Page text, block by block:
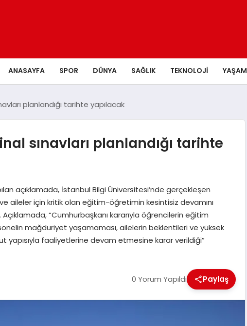
ANASAYFA SPOR DÜNYA SAĞLIK TEKNOLOJI YAŞAM
planlandığı tarihte yapılacak
sınavları planlandığı tarihte
açıklamada, İstanbul Bilgi Üniversitesi’nde gerçekleşen
aileler için kritik olan eğitim-öğretimin kesintisiz devamını
“Cumhurbaşkanı kararıyla öğrencilerin eğitim
mağduriyet yaşamaması, ailelerin beklentileri ve yüksek
yapısıyla faaliyetlerine devam etmesine karar verildiği”
0 Yorum Yapıldı Paylaş